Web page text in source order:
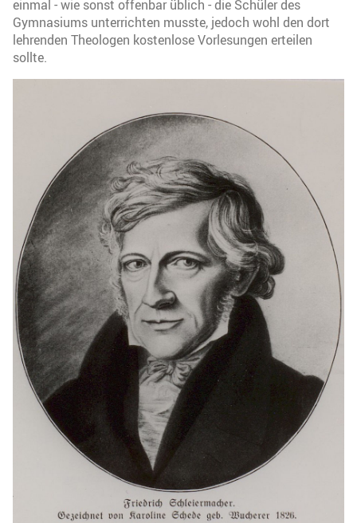
einmal - wie sonst offenbar üblich - die Schüler des
Gymnasiums unterrichten musste, jedoch wohl den dort
lehrenden Theologen kostenlose Vorlesungen erteilen
sollte.